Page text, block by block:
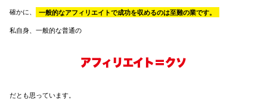
確かに、 一般的なアフィリエイトで成功を収めるのは至難の業です。
私自身、一般的な普通の
アフィリエイト＝クソ
だとも思っています。